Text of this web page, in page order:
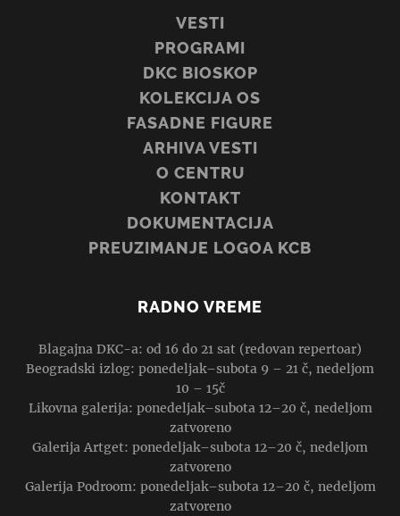
VESTI
PROGRAMI
DKC BIOSKOP
KOLEKCIJA OS
FASADNE FIGURE
ARHIVA VESTI
O CENTRU
KONTAKT
DOKUMENTACIJA
PREUZIMANJE LOGOA KCB
RADNO VREME
Blagajna DKC-a: od 16 do 21 sat (redovan repertoar)
Beogradski izlog: ponedeljak–subota 9 – 21 č, nedeljom
10 – 15č
Likovna galerija: ponedeljak–subota 12–20 č, nedeljom
zatvoreno
Galerija Artget: ponedeljak–subota 12–20 č, nedeljom
zatvoreno
Galerija Podroom: ponedeljak–subota 12–20 č, nedeljom
zatvoreno